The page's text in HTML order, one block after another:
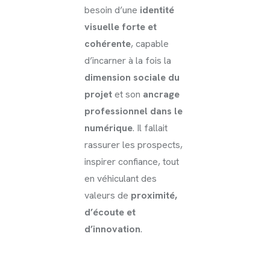
besoin d’une identité
visuelle forte et
cohérente, capable
d’incarner à la fois la
dimension sociale du
projetet son ancrage
professionnel dans le
numérique. Il fallait
rassurer les prospects,
inspirer confiance, tout
en véhiculant des
valeurs de proximité,
d’écoute et
d’innovation.